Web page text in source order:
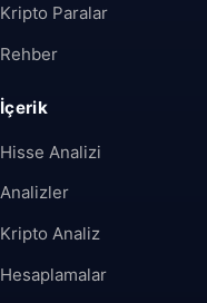
Kripto Paralar
Rehber
İçerik
Hisse Analizi
Analizler
Kripto Analiz
Hesaplamalar